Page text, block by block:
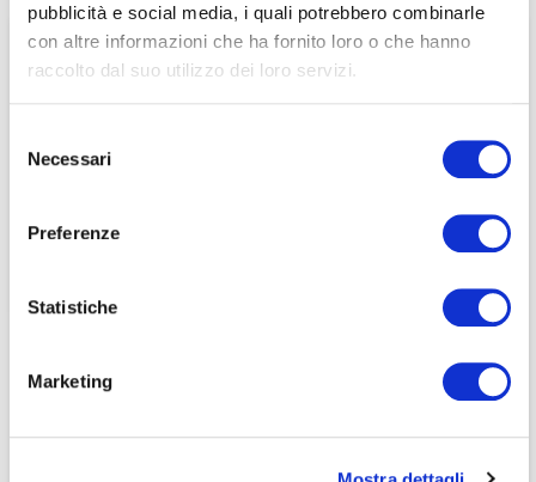
pubblicità e social media, i quali potrebbero combinarle
con altre informazioni che ha fornito loro o che hanno
raccolto dal suo utilizzo dei loro servizi.
delNecessari
Preferenze
Statistiche
Marketing
ACCEDI A NEDCOMMUNITY
Password dimenticata?
fare cliccando qui.
per visualizzare il contenuto è necessario
effettuare il login inserendo email e password qui
di seguito: